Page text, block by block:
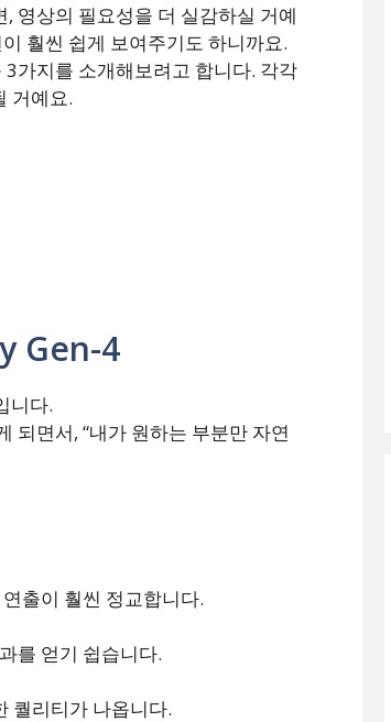
영상의 필요성을 더 실감하실 거예
훨씬 쉽게 보여주기도 하니까요.
가지를 소개해보려고 합니다. 각각
거예요.
Gen-4
니다.
되면서, “내가 원하는 부분만 자연
출이 훨씬 정교합니다.
를 얻기 쉽습니다.
퀄리티가 나옵니다.